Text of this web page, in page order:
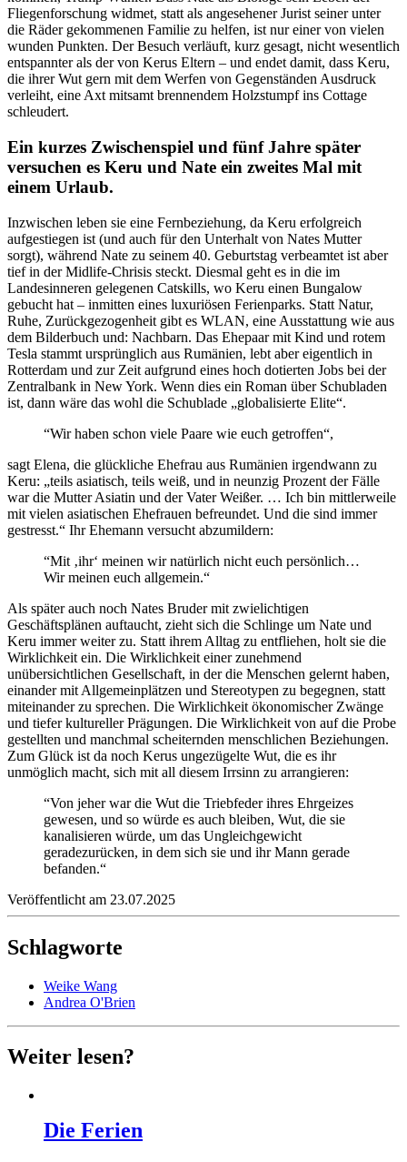
Fliegenforschung widmet, statt als angesehener Jurist seiner unter
die Räder gekommenen Familie zu helfen, ist nur einer von vielen
wunden Punkten. Der Besuch verläuft, kurz gesagt, nicht wesentlich
entspannter als der von Kerus Eltern – und endet damit, dass Keru,
die ihrer Wut gern mit dem Werfen von Gegenständen Ausdruck
verleiht, eine Axt mitsamt brennendem Holzstumpf ins Cottage
schleudert.
Ein kurzes Zwischenspiel und fünf Jahre später
versuchen es Keru und Nate ein zweites Mal mit
einem Urlaub.
Inzwischen leben sie eine Fernbeziehung, da Keru erfolgreich
aufgestiegen ist (und auch für den Unterhalt von Nates Mutter
sorgt), während Nate zu seinem 40. Geburtstag verbeamtet ist aber
tief in der Midlife-Chrisis steckt. Diesmal geht es in die im
Landesinneren gelegenen Catskills, wo Keru einen Bungalow
gebucht hat – inmitten eines luxuriösen Ferienparks. Statt Natur,
Ruhe, Zurückgezogenheit gibt es WLAN, eine Ausstattung wie aus
dem Bilderbuch und: Nachbarn. Das Ehepaar mit Kind und rotem
Tesla stammt ursprünglich aus Rumänien, lebt aber eigentlich in
Rotterdam und zur Zeit aufgrund eines hoch dotierten Jobs bei der
Zentralbank in New York. Wenn dies ein Roman über Schubladen
ist, dann wäre das wohl die Schublade „globalisierte Elite“.
“Wir haben schon viele Paare wie euch getroffen“,
sagt Elena, die glückliche Ehefrau aus Rumänien irgendwann zu
Keru: „teils asiatisch, teils weiß, und in neunzig Prozent der Fälle
war die Mutter Asiatin und der Vater Weißer. … Ich bin mittlerweile
mit vielen asiatischen Ehefrauen befreundet. Und die sind immer
gestresst.“ Ihr Ehemann versucht abzumildern:
“Mit ‚ihr‘ meinen wir natürlich nicht euch persönlich…
Wir meinen euch allgemein.“
Als später auch noch Nates Bruder mit zwielichtigen
Geschäftsplänen auftaucht, zieht sich die Schlinge um Nate und
Keru immer weiter zu. Statt ihrem Alltag zu entfliehen, holt sie die
Wirklichkeit ein. Die Wirklichkeit einer zunehmend
unübersichtlichen Gesellschaft, in der die Menschen gelernt haben,
einander mit Allgemeinplätzen und Stereotypen zu begegnen, statt
miteinander zu sprechen. Die Wirklichkeit ökonomischer Zwänge
und tiefer kultureller Prägungen. Die Wirklichkeit von auf die Probe
gestellten und manchmal scheiternden menschlichen Beziehungen.
Zum Glück ist da noch Kerus ungezügelte Wut, die es ihr
unmöglich macht, sich mit all diesem Irrsinn zu arrangieren:
“Von jeher war die Wut die Triebfeder ihres Ehrgeizes
gewesen, und so würde es auch bleiben, Wut, die sie
kanalisieren würde, um das Ungleichgewicht
geradezurücken, in dem sich sie und ihr Mann gerade
befanden.“
Veröffentlicht am 23.07.2025
Schlagworte
Weike Wang
Andrea O'Brien
Weiter lesen?
Die Ferien